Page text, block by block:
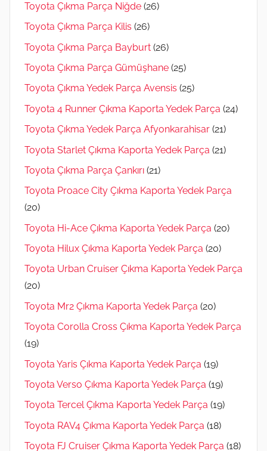
Toyota Çıkma Parça Niğde (26)
Toyota Çıkma Parça Kilis (26)
Toyota Çıkma Parça Bayburt (26)
Toyota Çıkma Parça Gümüşhane (25)
Toyota Çıkma Yedek Parça Avensis (25)
Toyota 4 Runner Çıkma Kaporta Yedek Parça (24)
Toyota Çıkma Yedek Parça Afyonkarahisar (21)
Toyota Starlet Çıkma Kaporta Yedek Parça (21)
Toyota Çıkma Parça Çankırı (21)
Toyota Proace City Çıkma Kaporta Yedek Parça
(20)
Toyota Hi-Ace Çıkma Kaporta Yedek Parça (20)
Toyota Hilux Çıkma Kaporta Yedek Parça (20)
Toyota Urban Cruiser Çıkma Kaporta Yedek Parça
(20)
Toyota Mr2 Çıkma Kaporta Yedek Parça (20)
Toyota Corolla Cross Çıkma Kaporta Yedek Parça
(19)
Toyota Yaris Çıkma Kaporta Yedek Parça (19)
Toyota Verso Çıkma Kaporta Yedek Parça (19)
Toyota Tercel Çıkma Kaporta Yedek Parça (19)
Toyota RAV4 Çıkma Kaporta Yedek Parça (18)
Toyota FJ Cruiser Çıkma Kaporta Yedek Parça (18)